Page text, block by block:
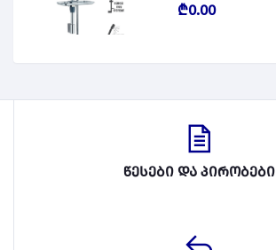
₾0.00
წესები და პირობები